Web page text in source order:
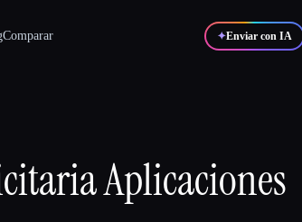
Comparar ✦Enviar con IA
Aplicaciones